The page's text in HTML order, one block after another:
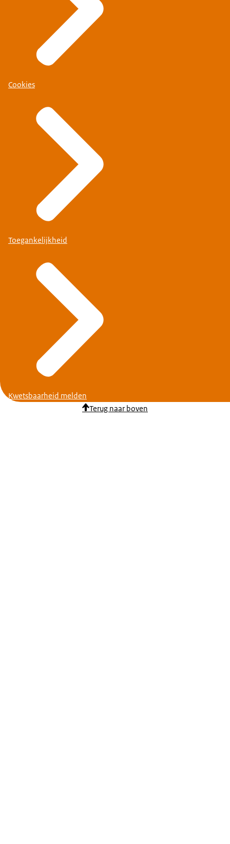
Cookies
Toegankelijkheid
Kwetsbaarheid melden
Terug naar boven